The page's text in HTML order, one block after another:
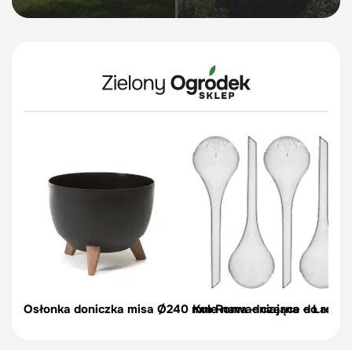
Osłonka doniczka misa Ø240 mm Roma – czarna –
Kule nawadniające do